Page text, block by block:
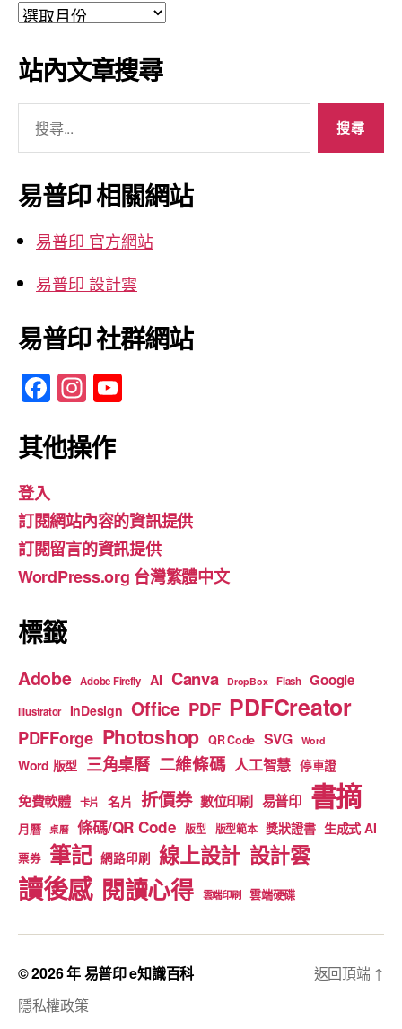
文
彙
整
站內文章搜尋
關
鍵
字:
易普印 相關網站
易普印 官方網站
易普印 設計雲
易普印 社群網站
F
a
c
b
o
o
k
In
st
a
gr
a
m
u
b
e
其他操作
登入
訂閱網站內容的資訊提供
訂閱留言的資訊提供
WordPress.org 台灣繁體中文
標籤
Adobe Adobe Firefly AI Canva DropBox Flash Google
Illustrator InDesign Office PDF PDFCreator
PDFForge Photoshop QR Code SVG Word
Word 版型 三角桌曆 二維條碼 人工智慧 停車證
免費軟體 卡片 名片 折價券 數位印刷 易普印 書摘
月曆 桌曆 條碼/QR Code 版型 版型範本 獎狀證書 生成式 AI
票券 筆記 網路印刷 線上設計 設計雲
讀後感 閱讀心得 雲端印刷 雲端硬碟
© 2026 年易普印 e知識百科
隱私權政策
返回頂端 ↑